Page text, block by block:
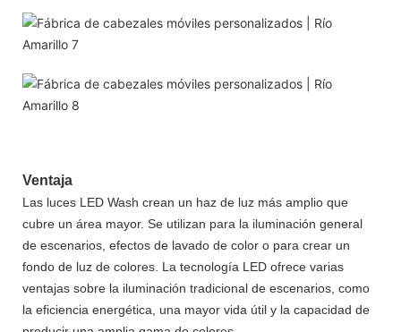
Ventaja
Las luces LED Wash crean un haz de luz más amplio que
cubre un área mayor. Se utilizan para la iluminación general
de escenarios, efectos de lavado de color o para crear un
fondo de luz de colores. La tecnología LED ofrece varias
ventajas sobre la iluminación tradicional de escenarios, como
la eficiencia energética, una mayor vida útil y la capacidad de